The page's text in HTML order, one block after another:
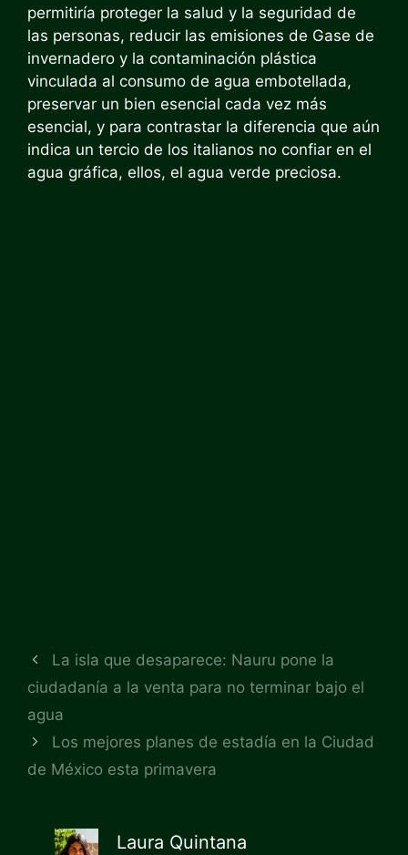
permitiría proteger la salud y la seguridad de
las personas, reducir las emisiones de Gase de
invernadero y la contaminación plástica
vinculada al consumo de agua embotellada,
preservar un bien esencial cada vez más
esencial, y para contrastar la diferencia que aún
indica un tercio de los italianos no confiar en el
agua gráfica, ellos, el agua verde preciosa.
La isla que desaparece: Nauru pone la
ciudadanía a la venta para no terminar bajo el
agua
Los mejores planes de estadía en la Ciudad
de México esta primavera
Laura Quintana